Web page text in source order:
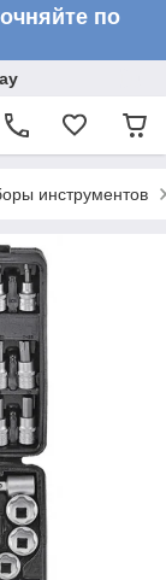
по
инструментов